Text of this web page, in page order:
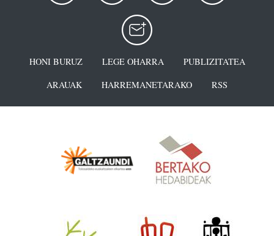
HONI BURUZ LEGE OHARRA
PUBLIZITATEA
ARAUAK
HARREMANETARAKO RSS